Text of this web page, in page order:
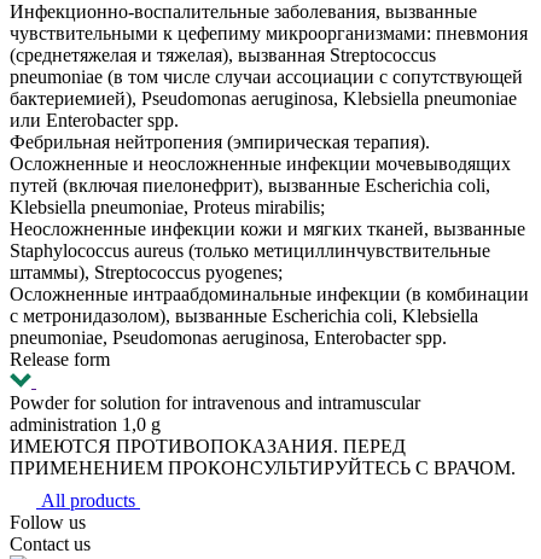
Инфекционно-воспалительные заболевания, вызванные
чувствительными к цефепиму микроорганизмами: пневмония
(среднетяжелая и тяжелая), вызванная Streptococcus
pneumoniae (в том числе случаи ассоциации с сопутствующей
бактериемией), Pseudomonas aeruginosa, Klebsiella pneumoniae
или Enterobacter spp.
Фебрильная нейтропения (эмпирическая терапия).
Осложненные и неосложненные инфекции мочевыводящих
путей (включая пиелонефрит), вызванные Escherichia coli,
Klebsiella pneumoniae, Proteus mirabilis;
Неосложненные инфекции кожи и мягких тканей, вызванные
Staphylococcus aureus (только метициллинчувствительные
штаммы), Streptococcus pyogenes;
Осложненные интраабдоминальные инфекции (в комбинации
с метронидазолом), вызванные Escherichia coli, Klebsiella
pneumoniae, Pseudomonas aeruginosa, Enterobacter spp.
Release form
Powder for solution for intravenous and intramuscular
administration 1,0 g
ИМЕЮТСЯ ПРОТИВОПОКАЗАНИЯ. ПЕРЕД
ПРИМЕНЕНИЕМ ПРОКОНСУЛЬТИРУЙТЕСЬ С ВРАЧОМ.
All products
Follow us
Contact us